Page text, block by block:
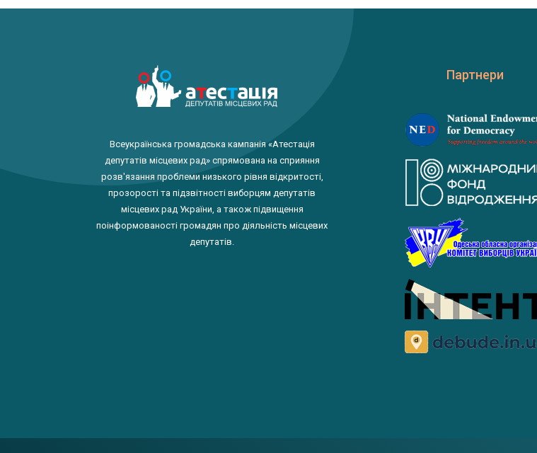
Всеукраїнська громадська кампанія «Атестація
депутатів місцевих рад» спрямована на сприяння
розв'язання проблеми низького рівня відкритості,
прозорості та підзвітності виборцям депутатів
місцевих рад України, а також підвищення
поінформованості громадян про діяльність місцевих
депутатів.
Партнери